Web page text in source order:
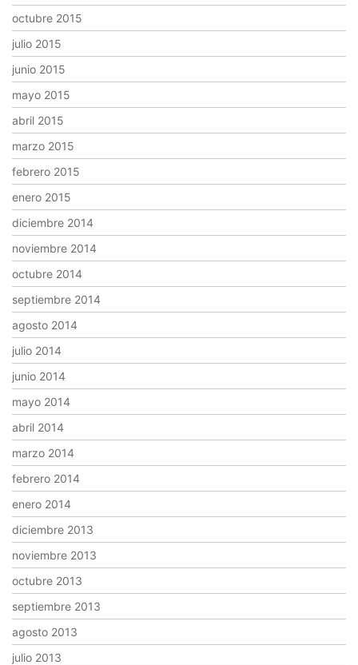
octubre 2015
julio 2015
junio 2015
mayo 2015
abril 2015
marzo 2015
febrero 2015
enero 2015
diciembre 2014
noviembre 2014
octubre 2014
septiembre 2014
agosto 2014
julio 2014
junio 2014
mayo 2014
abril 2014
marzo 2014
febrero 2014
enero 2014
diciembre 2013
noviembre 2013
octubre 2013
septiembre 2013
agosto 2013
julio 2013